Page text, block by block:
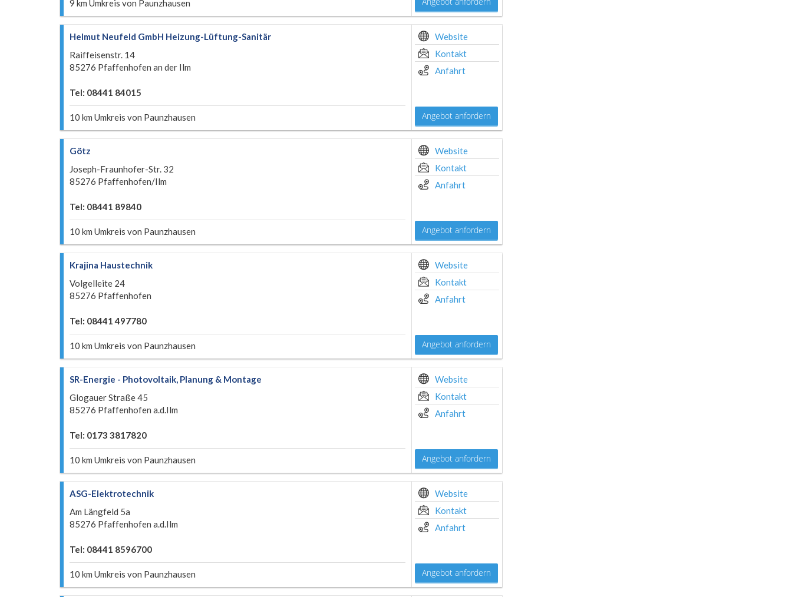
9 km Umkreis von Paunzhausen
Helmut Neufeld GmbH Heizung-Lüftung-Sanitär
Raiffeisenstr. 14
85276 Pfaffenhofen an der Ilm
Tel: 08441 84015
10 km Umkreis von Paunzhausen
Website
Kontakt
Anfahrt
Angebot anfordern
Götz
Joseph-Fraunhofer-Str. 32
85276 Pfaffenhofen/Ilm
Tel: 08441 89840
10 km Umkreis von Paunzhausen
Website
Kontakt
Anfahrt
Angebot anfordern
Krajina Haustechnik
Volgelleite 24
85276 Pfaffenhofen
Tel: 08441 497780
10 km Umkreis von Paunzhausen
Website
Kontakt
Anfahrt
Angebot anfordern
SR-Energie - Photovoltaik, Planung & Montage
Glogauer Straße 45
85276 Pfaffenhofen a.d.Ilm
Tel: 0173 3817820
10 km Umkreis von Paunzhausen
Website
Kontakt
Anfahrt
Angebot anfordern
ASG-Elektrotechnik
Am Längfeld 5a
85276 Pfaffenhofen a.d.Ilm
Tel: 08441 8596700
10 km Umkreis von Paunzhausen
Website
Kontakt
Anfahrt
Angebot anfordern